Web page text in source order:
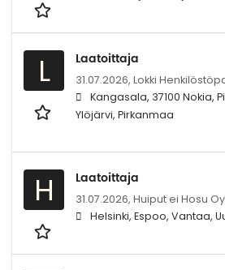
L Laatoittaja
31.07.2026, Lokki
Kangasala, 37100 Nokia,
Ylöjärvi, Pirkanmaa
H Laatoittaja
31.07.2026, Huiput ei Hosu Oy
Helsinki, Espoo, Vantaa,